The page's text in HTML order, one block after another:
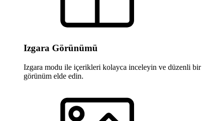
Izgara Görünümü
Izgara modu ile içerikleri kolayca inceleyin ve düzenli bir
görünüm elde edin.